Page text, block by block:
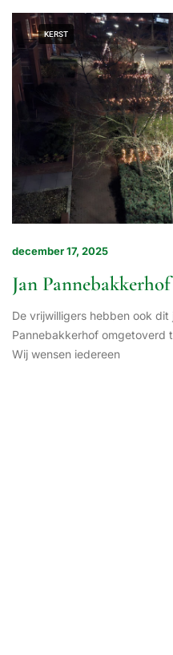
KERST
december 17, 2025
Jan
De vrijwilligers hebben ook
Pannebakkerhof omgetoverd
Wij wensen iedereen